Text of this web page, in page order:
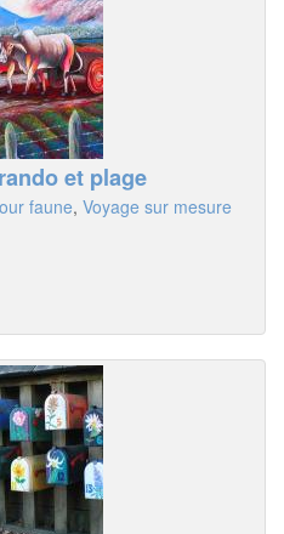
et plage
faune, Voyage sur mesure